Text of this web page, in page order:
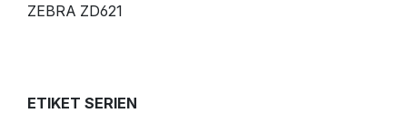
ZEBRA ZD621
ETIKET SERIEN